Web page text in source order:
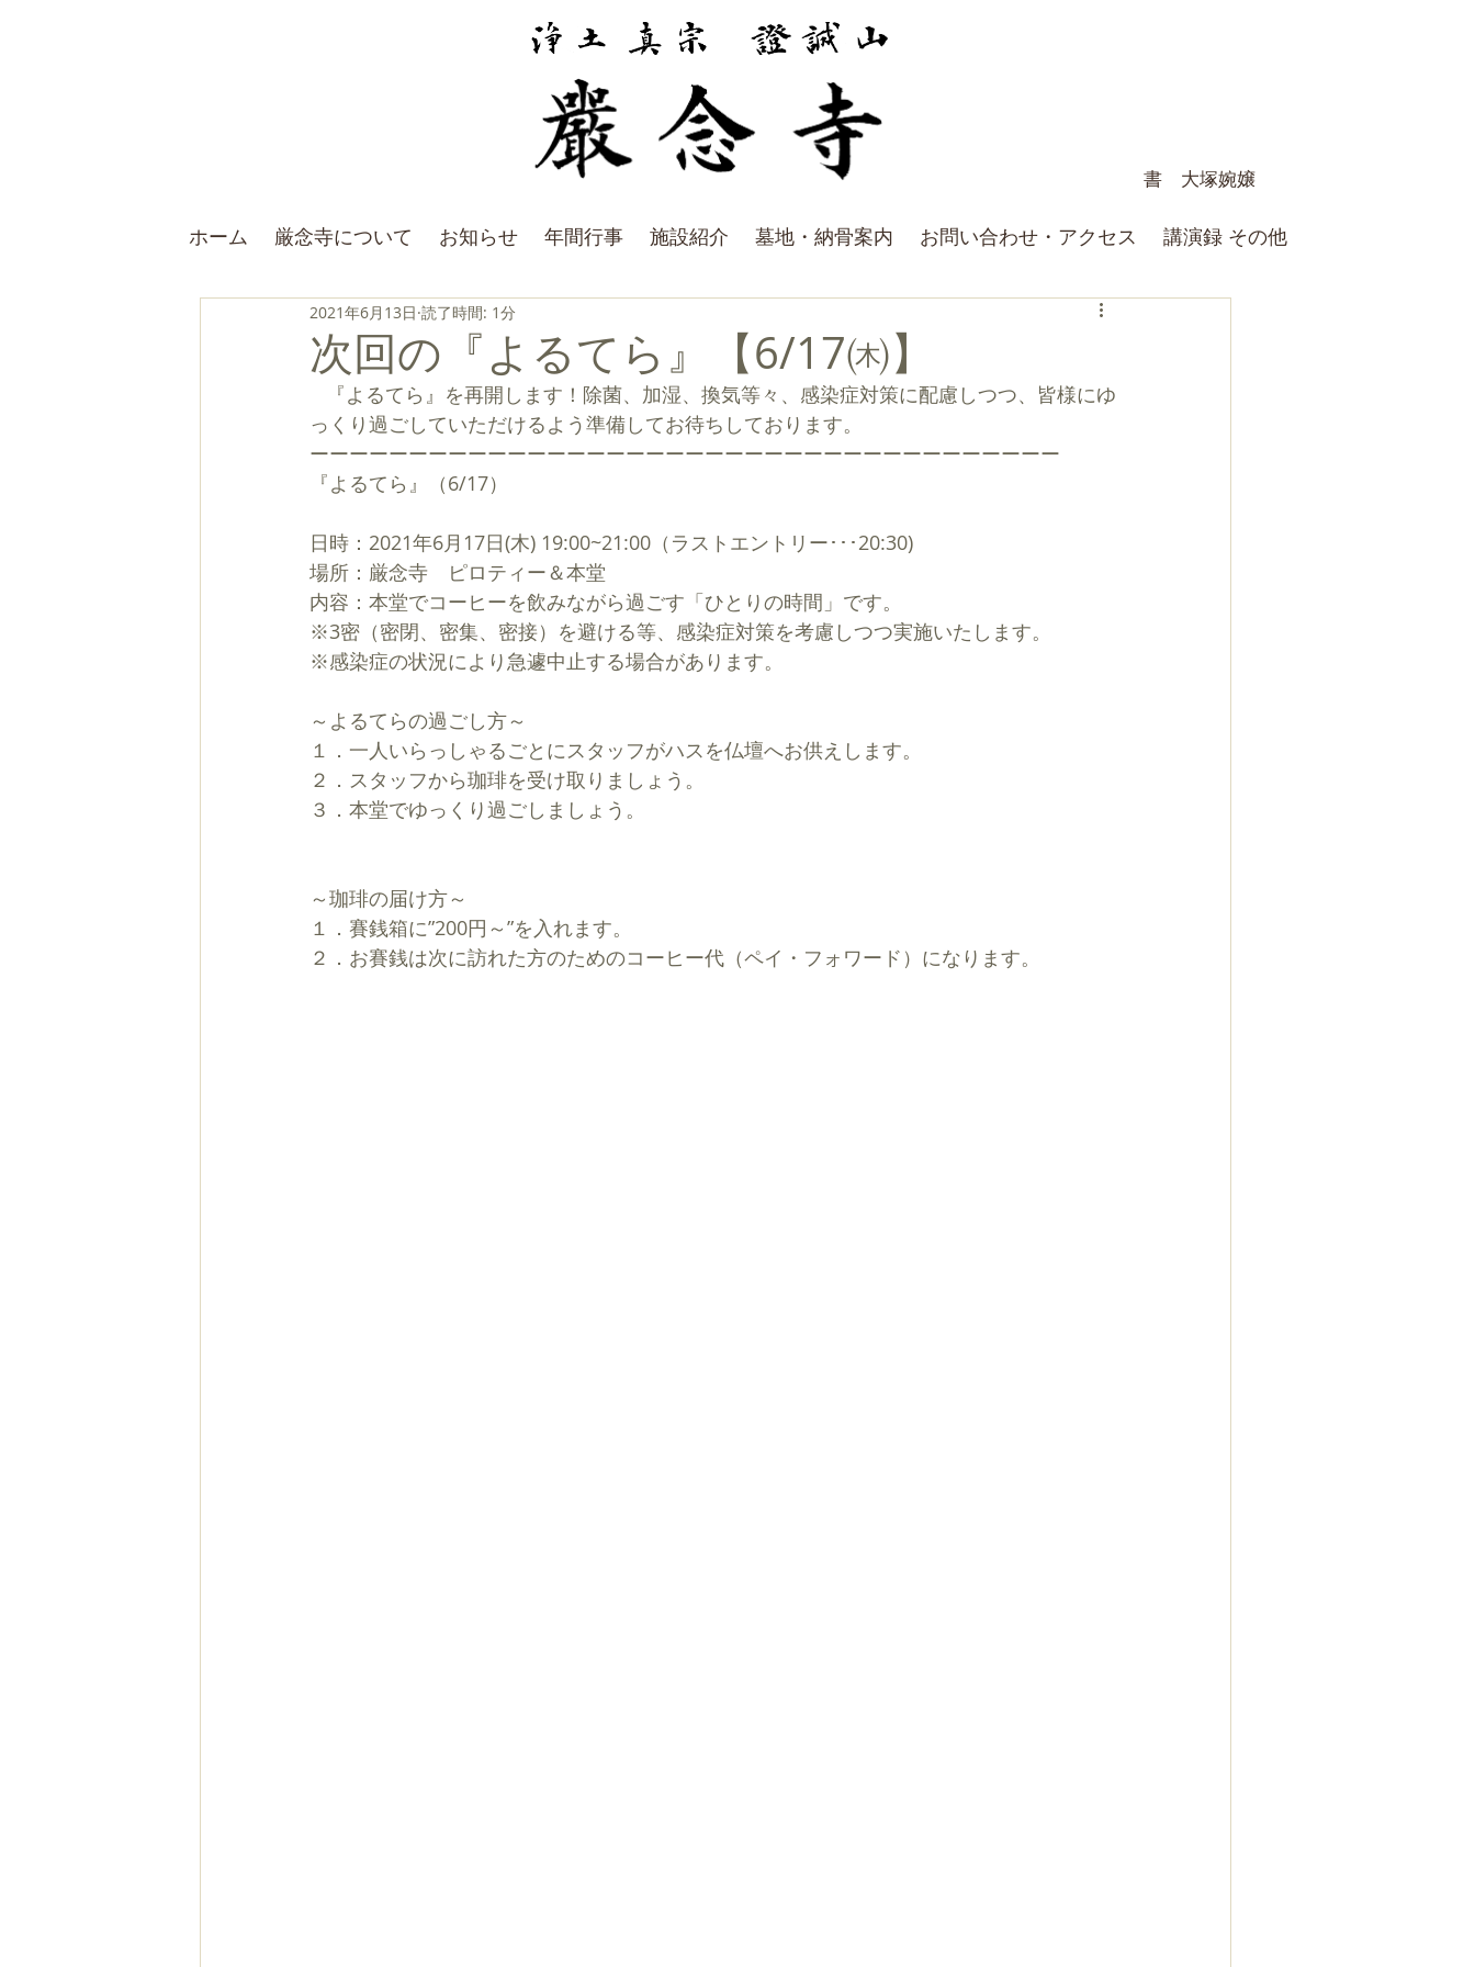
書 大塚婉嬢
ホーム 厳念寺について お知らせ 年間行事 施設紹介 墓地・納骨案内 お問い合わせ・アクセス 講演録 その他
次回の『よるてら』【6/17㈭】
2021年6月13日 読了時間: 1分
っくり過ごしていただけるよう準備してお待ちしております。
ーーーーーーーーーーーーーーーーーーーーーーーーーーーーーーーーーーーーーー
『よるてら』（6/17）
日時：2021年6月17日(木) 19:00~21:00（ラストエントリー･･･20:30)
場所：厳念寺　ピロティー＆本堂
内容：本堂でコーヒーを飲みながら過ごす「ひとりの時間」です。
※3密（密閉、密集、密接）を避ける等、感染症対策を考慮しつつ実施いたします。
※感染症の状況により急遽中止する場合があります。
～よるてらの過ごし方～
１．一人いらっしゃるごとにスタッフがハスを仏壇へお供えします。
２．スタッフから珈琲を受け取りましょう。
３．本堂でゆっくり過ごしましょう。
～珈琲の届け方～
１．賽銭箱に”200円～”を入れます。
２．お賽銭は次に訪れた方のためのコーヒー代（ペイ・フォワード）になります。